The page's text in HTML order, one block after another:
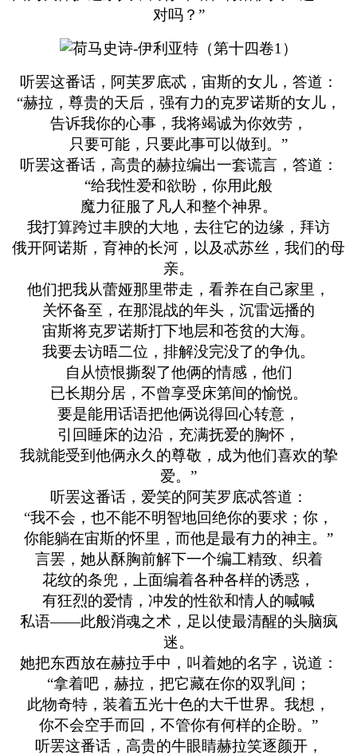
对吗？”
听罢这番话，阿芙罗底忒，宙斯的女儿，答道：
“赫拉，尊贵的天后，强有力的克罗诺斯的女儿，
告诉我你的心事，我将竭诚为你效劳，
只要可能，只要此事可以做到。”
听罢这番话，高贵的赫拉编出一套谎言，答道：
“给我性爱和欲盼，你用此般
魔力征服了凡人和整个神界。
我打算跨过丰腴的大地，去往它的边缘，拜访
俄开阿诺斯，育神的长河，以及忒苏丝，我们的母
亲。
他们把我从蕾娅那里带走，看养在自己家里，
关怀备至，在那混战的年头，沉雷远播的
宙斯将克罗诺斯打下地层和苍贫的大海。
我要去访晤二位，排解没完没了的争仇。
自从愤恨撕裂了他俩的情感，他们
已长期分居，不曾享受床第间的愉悦。
要是能用话语把他俩说得回心转意，
引回睡床的边沿，充满抚爱的胸怀，
我就能受到他俩永久的尊敬，成为他们喜欢的挚
爱。”
听罢这番话，爱笑的阿芙罗底忒答道：
“我不会，也不能不明智地回绝你的要求；你，
你能躺在宙斯的怀里，而他是最有力的神主。”
言罢，她从酥胸前解下一个编工精致、织着
花纹的条兜，上面编着各种各样的诱惑，
有狂烈的爱情，冲发的性欲和情人的喊喊
私语——此般消魂之术，足以使最清醒的头脑疯
迷。
她把东西放在赫拉手中，叫着她的名字，说道：
“拿着吧，赫拉，把它藏在你的双乳间；
此物奇特，装着五光十色的大千世界。我想，
你不会空手而回，不管你有何样的企盼。”
听罢这番话，高贵的牛眼睛赫拉笑逐颜开，